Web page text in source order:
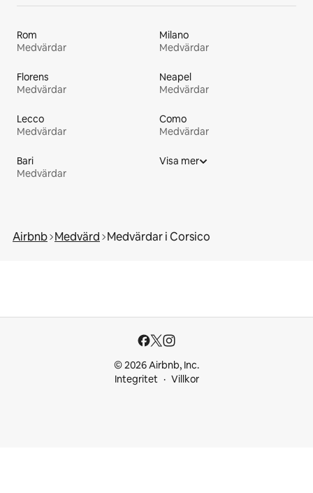
Rom
Medvärdar
Milano
Medvärdar
Florens
Medvärdar
Neapel
Medvärdar
Lecco
Medvärdar
Como
Medvärdar
Bari
Medvärdar
Visa mer
Airbnb Medvärd Medvärdar i Corsico
© 2026 Airbnb, Inc.
Integritet
Villkor